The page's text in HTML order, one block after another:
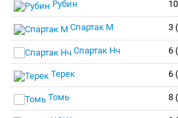
Рубин
Спартак М 3
Спартак Нч 6
Терек 6
Томь 8